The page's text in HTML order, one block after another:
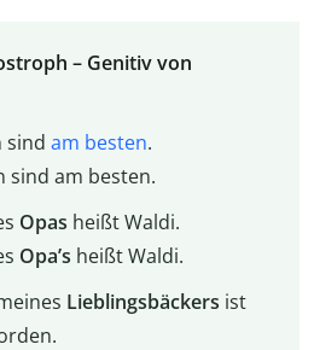
– Genitiv von
sind am besten.
sind am besten.
Opas heißt Waldi.
Opa’s heißt Waldi.
Lieblingsbäckers ist